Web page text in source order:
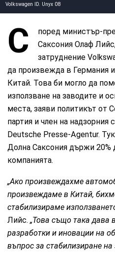
Volkswagen ID. Unyx 08
С
поред министър-
Саксония Олаф
затруднение
да произвежда в Германия
Китай. Това би могло да
използване на заводите и
места, заяви политикът от
партия и член на надзорния
Deutsche Presse-Agentur.
Долна Саксония държи 20%
компанията.
„Ако произвеждахме
произвеждаме в Китай,
стабилизираме
Лийс.„Това също така дава
разработки и иновации на
въпрос за стабилизиране